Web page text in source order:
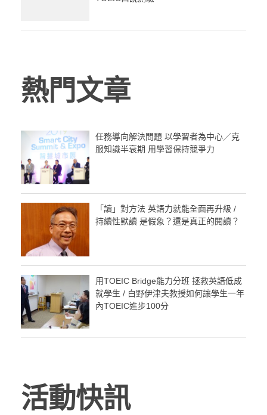
熱門文章
任務導向解決問題 以學習者為中心／克
服知識半衰期 用學習保持競爭力
「讀」對方法 英語力就能全面再升級 /
持續性默讀 是假象？還是真正的閱讀？
用TOEIC Bridge能力分班 拯救英語低成
就學生 / 白野伊津夫教授如何讓學生一年
內TOEIC進步100分
活動快訊